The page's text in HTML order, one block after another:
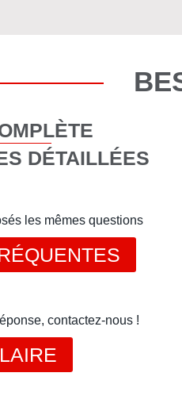
DÉTAILLÉES
les mêmes questions
contactez-nous !